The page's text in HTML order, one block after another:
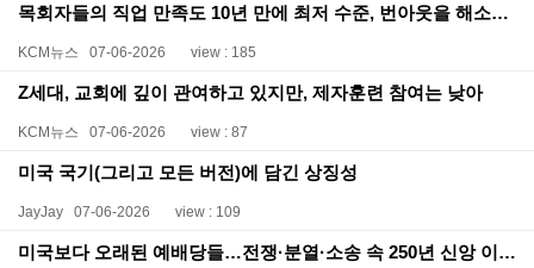
목회자들의 직업 만족도 10년 만에 최저 수준, 번아웃을 해소할 수 있는 방법은?
KCM뉴스 07-06-2026 view : 185
Z세대, 교회에 깊이 관여하고 있지만, 제자훈련 참여는 낮아
KCM뉴스 07-06-2026 view : 87
미국 국기(그리고 모든 버전)에 담긴 상징성
JayJay 07-06-2026 view : 109
미국보다 오래된 예배당들…전쟁·분열·소송 속 250년 신앙 이어왔다